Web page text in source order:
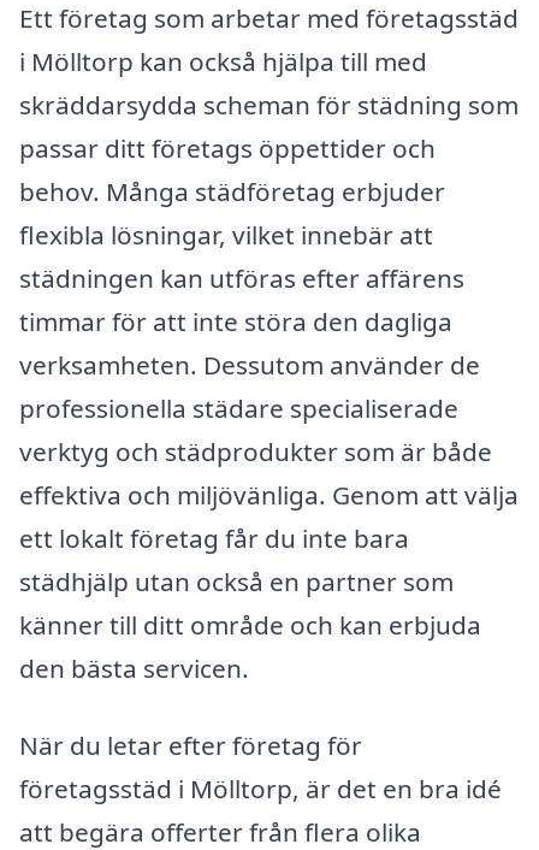
Ett företag som arbetar med företagsstäd
i Mölltorp kan också hjälpa till med
skräddarsydda scheman för städning som
passar ditt företags öppettider och
behov. Många städföretag erbjuder
flexibla lösningar, vilket innebär att
städningen kan utföras efter affärens
timmar för att inte störa den dagliga
verksamheten. Dessutom använder de
professionella städare specialiserade
verktyg och städprodukter som är både
effektiva och miljövänliga. Genom att välja
ett lokalt företag får du inte bara
städhjälp utan också en partner som
känner till ditt område och kan erbjuda
den bästa servicen.
När du letar efter företag för
företagsstäd i Mölltorp, är det en bra idé
att begära offerter från flera olika